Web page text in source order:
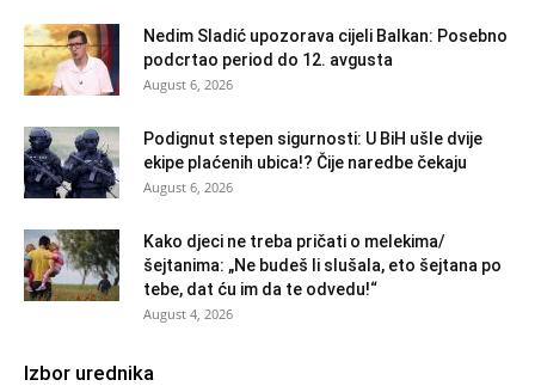
Nedim Sladić upozorava cijeli Balkan: Posebno
podcrtao period do 12. avgusta
August 6, 2026
Podignut stepen sigurnosti: U BiH ušle dvije
ekipe plaćenih ubica!? Čije naredbe čekaju
August 6, 2026
Kako djeci ne treba pričati o melekima/
šejtanima: „Ne budeš li slušala, eto šejtana po
tebe, dat ću im da te odvedu!“
August 4, 2026
Izbor urednika